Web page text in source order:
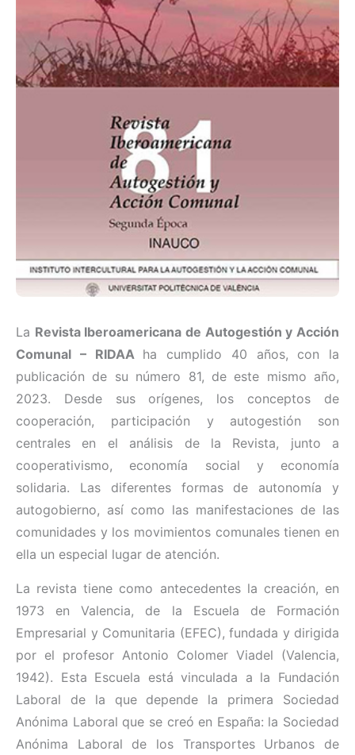
La Revista Iberoamericana de Autogestión y Acción
Comunal – RIDAA ha cumplido 40 años, con la
publicación de su número 81, de este mismo año,
2023. Desde sus orígenes, los conceptos de
cooperación, participación y autogestión son
centrales en el análisis de la Revista, junto a
cooperativismo, economía social y economía
solidaria. Las diferentes formas de autonomía y
autogobierno, así como las manifestaciones de las
comunidades y los movimientos comunales tienen en
ella un especial lugar de atención.
La revista tiene como antecedentes la creación, en
1973 en Valencia, de la Escuela de Formación
Empresarial y Comunitaria (EFEC), fundada y dirigida
por el profesor Antonio Colomer Viadel (Valencia,
1942). Esta Escuela está vinculada a la Fundación
Laboral de la que depende la primera Sociedad
Anónima Laboral que se creó en España: la Sociedad
Anónima Laboral de los Transportes Urbanos de